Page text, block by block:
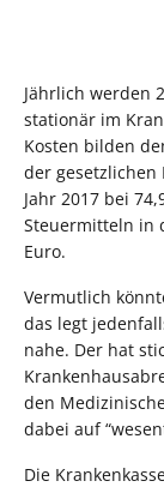
Jährlich werden
stationär im
Kosten bilden
der gesetzlichen
Jahr 2017 bei
Steuermitteln in
Euro.
Vermutlich
das legt
nahe. Der hat
den
dabei auf
Die